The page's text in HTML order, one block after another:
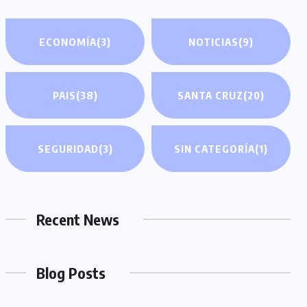
ECONOMÍA(3) NOTICIAS(9)
PAIS(38) SANTA CRUZ(20)
SEGURIDAD(3) SIN CATEGORÍA(1)
Recent News
Blog Posts